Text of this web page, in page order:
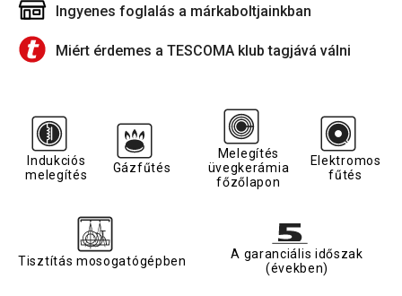
Ingyenes foglalás a márkaboltjainkban
Miért érdemes a TESCOMA klub tagjává válni
Indukciós
melegítés
Gázfűtés
Melegítés
üvegkerámia
főzőlapon
Elektromos
fűtés
Tisztítás mosogatógépben
A garanciális időszak
(években)